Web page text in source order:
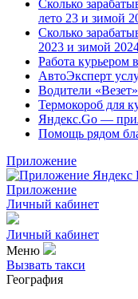
Сколько
лето 23 и зимой
Сколько
2023 и зимой
Работа курьером
АвтоЭксперт
Водители
Термокороб для
Яндекс.Go —
Помощь рядом
Приложение
Приложение
Личный кабинет
Личный кабинет
Меню
Вызвать такси
География